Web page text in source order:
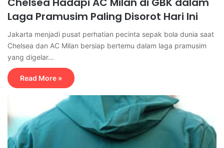
Laga Pramusim Paling Disorot Hari Ini
Jakarta menjadi pusat perhatian pecinta sepak bola dunia saat
Chelsea dan AC Milan bersiap bertemu dalam laga pramusim
yang digelar…
Read More »